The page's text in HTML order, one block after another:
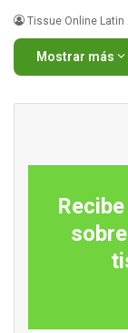
Tissue Online Latin
Mostrar más